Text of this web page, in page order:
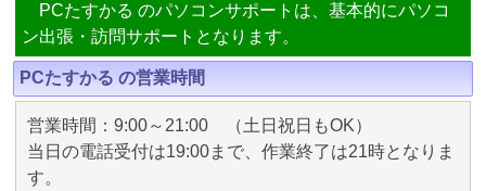
PCたすかる のパソコンサポートは、基本的にパソコ
ン出張・訪問サポートとなります。
PCたすかる の営業時間
営業時間：9:00～21:00 （土日祝日もOK）
当日の電話受付は19:00まで、作業終了は21時となりま
す。